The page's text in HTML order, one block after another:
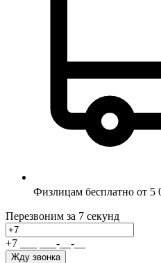
Физлицам бесплатно от 5
Перезвоним за 7 секунд
+7 - -
Жду звонка